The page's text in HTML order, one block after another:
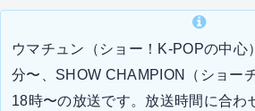
ウマチュン（ショー！K-POPの中心
分〜、SHOW CHAMPION（ショー
18時〜の放送です。放送時間に合わ